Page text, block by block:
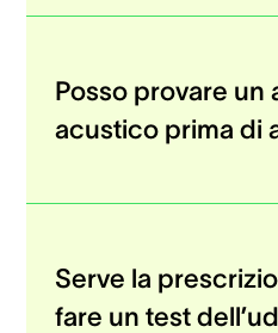
Posso provare
acustico prima di
Serve la
fare un test